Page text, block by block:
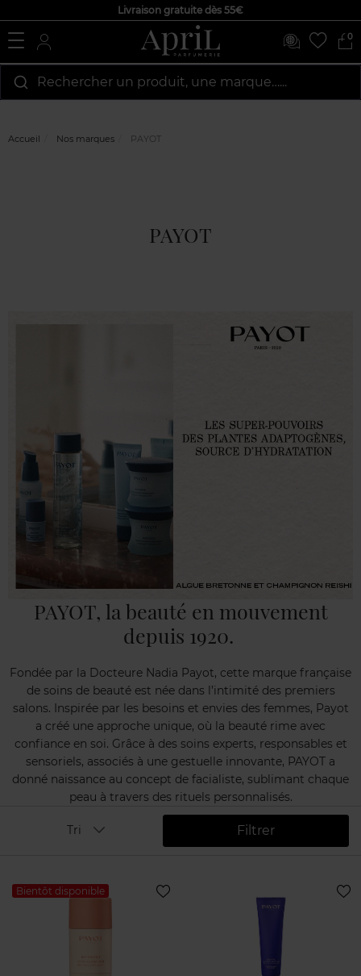
Livraison gratuite dès 55€
0
Rechercher un produit, une marque…...
Accueil Nos marques PAYOT
PAYOT
PAYOT, la beauté en mouvement
depuis 1920.
Fondée par la Docteure Nadia Payot, cette marque française
de soins de beauté est née dans l’intimité des premiers
salons. Inspirée par les besoins et envies des femmes, Payot
a créé une approche unique, où la beauté rime avec
confiance en soi. Grâce à des soins experts, responsables et
sensoriels, associés à une gestuelle innovante, PAYOT a
donné naissance au concept de facialiste, sublimant chaque
peau à travers des rituels personnalisés.
Filtrer
Tri
Bientôt disponible